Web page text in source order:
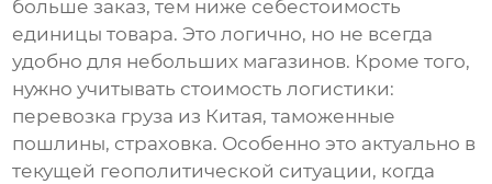
больше заказ, тем ниже себестоимость
единицы товара. Это логично, но не всегда
удобно для небольших магазинов. Кроме того,
нужно учитывать стоимость логистики:
перевозка груза из Китая, таможенные
пошлины, страховка. Особенно это актуально в
текущей геополитической ситуации, когда